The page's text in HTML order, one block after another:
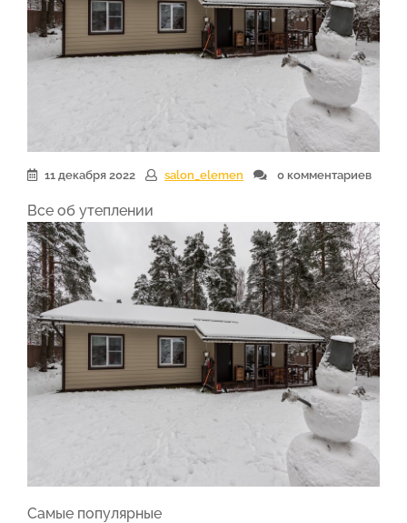
11 декабря 2022 salon_elemen 0 комментариев
Все об утеплении
Самые популярные